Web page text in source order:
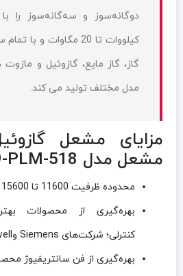
کیلووات تا 20 مگاوات و
مدل مختلف تولید می کند.
مزایای مشعل
مشعل مدل PM9-PLM-518 :
محدوده ظرفیت 11600 تا 15600 کیلووات
بهره‌گیری از محصولات
کنترلی؛ شرکت‌های Siemens و
بهره‌گیری از فن سانتریفیوژ